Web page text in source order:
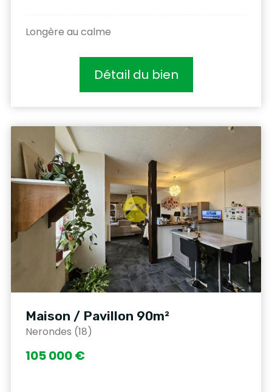
Longère au calme
Détail du bien
Maison / Pavillon 90m²
Nerondes (18)
105 000 €